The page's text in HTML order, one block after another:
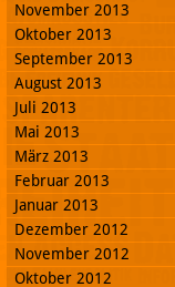
November 2013
Oktober 2013
September 2013
August 2013
Juli 2013
Mai 2013
März 2013
Februar 2013
Januar 2013
Dezember 2012
November 2012
Oktober 2012